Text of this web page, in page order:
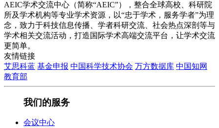
AEIC学术交流中心（简称“AEIC”），整合全球高校、科研院
所及学术机构等专业学术资源，以“忠于学术，服务学者”为理
念，致力于科技信息传播、学者科研交流、社会热点深剖等与
学术相关交流活动，打造国际学术高端交流平台，让学术交流
更简单。
友情链接
艾思科蓝 基金申报 中国科学技术协会 万方数据库 中国知网
教育部
我们的服务
会议中心